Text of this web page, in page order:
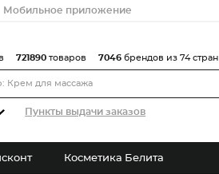
Мобильное приложение
Пункты выдачи заказов
721890 товаров 7046 брендов из 74 стран
Косметика Белита